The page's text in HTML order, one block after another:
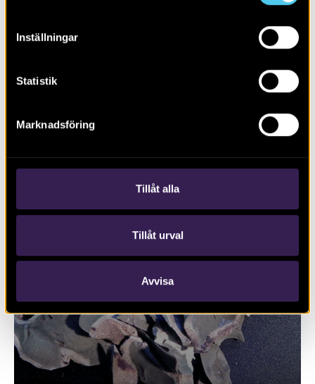
Inställningar
Statistik
Marknadsföring
Tillåt alla
Tillåt urval
Avvisa
RAPPORT 2024:79
Boplats och rituella aktiviteter